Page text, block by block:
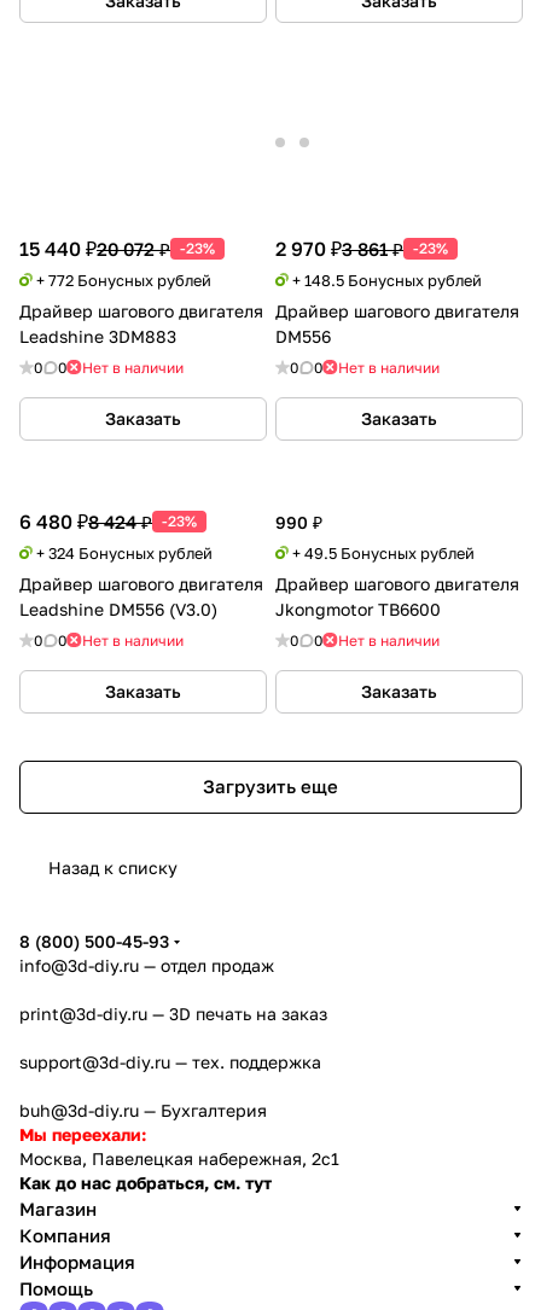
15 440 ₽20 072 ₽ -23%
+ 772 Бонусных рублей
Драйвер шагового двигателя
Leadshine 3DM883
0 0 Нет в наличии
Заказать
2 970 ₽3 861 ₽ -23%
+ 148.5 Бонусных рублей
Драйвер шагового двигателя
DM556
0 0 Нет в наличии
Заказать
6 480 ₽8 424 ₽ -23%
+ 324 Бонусных рублей
Драйвер шагового двигателя
Leadshine DM556 (V3.0)
0 0 Нет в наличии
Заказать
990 ₽
+ 49.5 Бонусных рублей
Драйвер шагового двигателя
Jkongmotor TB6600
0 0 Нет в наличии
Заказать
Загрузить еще
Назад к списку
8 (800) 500-45-93
info@3d-diy.ru — отдел продаж
print@3d-diy.ru — 3D печать на заказ
support@3d-diy.ru — тех. поддержка
buh@3d-diy.ru — Бухгалтерия
Мы переехали:
Москва, Павелецкая набережная, 2с1
Как до нас добраться, см. тут
Магазин
Компания
Информация
Помощь